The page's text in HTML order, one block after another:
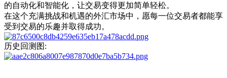
的自动化和智能化，让交易变得更加简单轻松。
在这个充满挑战和机遇的外汇市场中，愿每一位交易者都能享
受到交易的乐趣并取得成功。
历史回测图: